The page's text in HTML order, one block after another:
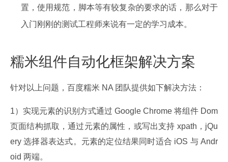
置，使用规范，脚本等有较复杂的要求的话，那么对于
入门刚刚的测试工程师来说有一定的学习成本。
糯米组件自动化框架解决方案
针对以上问题，百度糯米 NA 团队提供如下解决方法：
1）实现元素的识别方式通过 Google Chrome 将组件 Dom
页面结构抓取，通过元素的属性，或写出支持 xpath，jQu
ery 选择器表达式。元素的定位结果同时适合 iOS 与 Andr
oid 两端。